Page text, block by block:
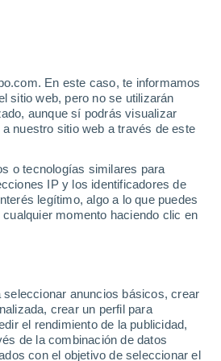
En este caso, te informamos
sitio web, pero no se utilizarán
aunque sí podrás visualizar
nuestro sitio web a través de este
o tecnologías similares para
IP y los identificadores de
legítimo, algo a lo que puedes
momento haciendo clic en
anuncios básicos, crear
crear un perfil para
el rendimiento de la publicidad,
de la combinación de datos
con el objetivo de seleccionar el
Satélites Modelos
13 Ago
14 Ago